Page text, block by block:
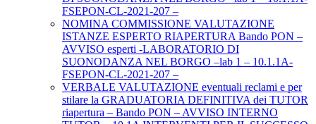
FSEPON-CL-2021-207 –
NOMINA COMMISSIONE VALUTAZIONE
ISTANZE ESPERTO RIAPERTURA Bando PON –
AVVISO esperti -LABORATORIO DI
SUONODANZA NEL BORGO –lab 1 – 10.1.1A-
FSEPON-CL-2021-207 –
VERBALE VALUTAZIONE eventuali reclami e per
stilare la GRADUATORIA DEFINITIVA dei TUTOR
riapertura – Bando PON – AVVISO INTERNO